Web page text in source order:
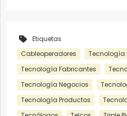
Etiquetas
Cableoperadores
Tecnología
Tecnología Fabricantes
Tecnología Negocios
Tecnología Productos